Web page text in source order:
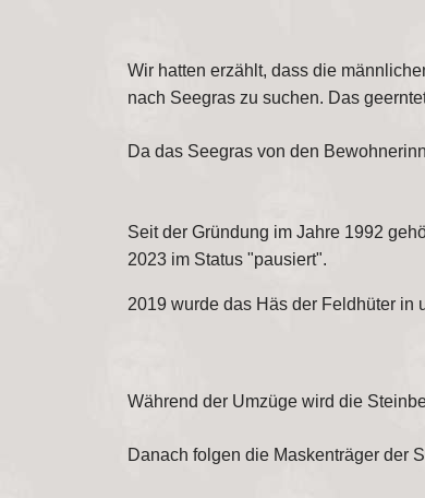
Wir hatten erzählt, dass die
nach Seegras zu suchen. Das
Da das Seegras von den
Seit der Gründung im Jahre 1992
2023 im Status "pausiert".
2019 wurde das Häs der Feldhüter in
Während der Umzüge wird die
Danach folgen die Maskenträger der